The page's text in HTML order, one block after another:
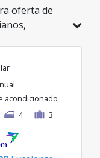
oferta de
desde solo
acondicionado
4 3